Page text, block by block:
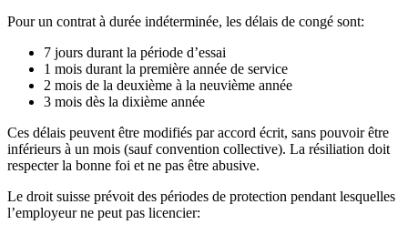
Pour un contrat à durée indéterminée, les délais de congé sont:
7 jours durant la période d’essai
1 mois durant la première année de service
2 mois de la deuxième à la neuvième année
3 mois dès la dixième année
Ces délais peuvent être modifiés par accord écrit, sans pouvoir être
inférieurs à un mois (sauf convention collective). La résiliation doit
respecter la bonne foi et ne pas être abusive.
Le droit suisse prévoit des périodes de protection pendant lesquelles
l’employeur ne peut pas licencier: